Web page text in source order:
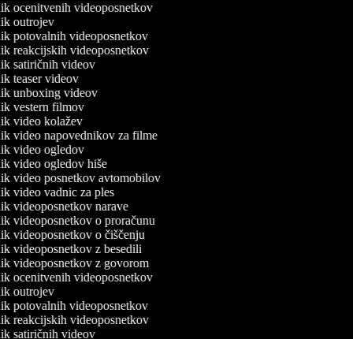
ocenitvenih videoposnetkov
outrojev
potovalnih videoposnetkov
reakcijskih videoposnetkov
satiričnih videov
teaser videov
unboxing videov
vestern filmov
video kolažev
video napovednikov za filme
video ogledov
video ogledov hiše
video posnetkov avtomobilov
video vadnic za ples
videoposnetkov narave
videoposnetkov o proračunu
videoposnetkov o čiščenju
videoposnetkov z besedili
videoposnetkov z govorom
ocenitvenih videoposnetkov
outrojev
potovalnih videoposnetkov
reakcijskih videoposnetkov
satiričnih videov